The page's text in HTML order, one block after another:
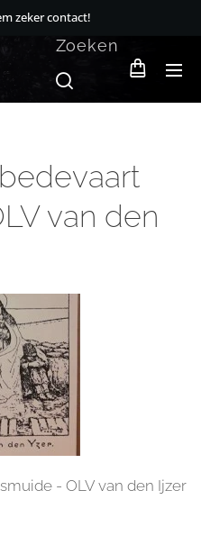
zeker contact!
Zoeken
van den
- OLV van den Ijzer